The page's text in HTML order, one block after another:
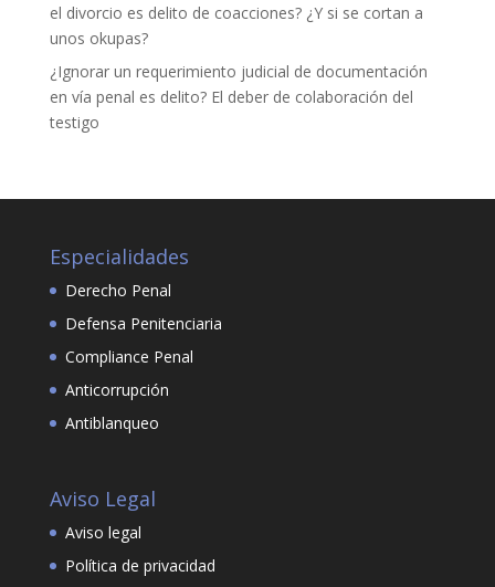
el divorcio es delito de coacciones? ¿Y si se cortan a
unos okupas?
¿Ignorar un requerimiento judicial de documentación
en vía penal es delito? El deber de colaboración del
testigo
Especialidades
Derecho Penal
Defensa Penitenciaria
Compliance Penal
Anticorrupción
Antiblanqueo
Aviso Legal
Aviso legal
Política de privacidad
comportamiento
mientras visitas
nuestro sitio,
aumentas la
posibilidad de
ver contenido y